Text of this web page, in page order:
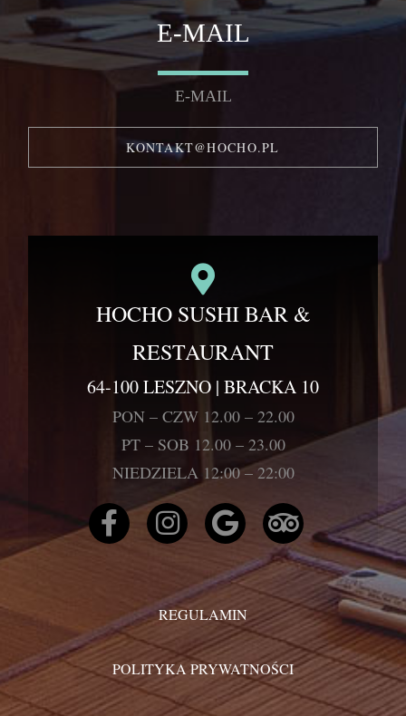
E-MAIL
E-MAIL
KONTAKT@HOCHO.PL
HOCHO SUSHI BAR &
RESTAURANT
64-100 LESZNO | BRACKA 10
PON – CZW 12.00 – 22.00
PT – SOB 12.00 – 23.00
NIEDZIELA 12:00 – 22:00
REGULAMIN
POLITYKA PRYWATNOŚCI